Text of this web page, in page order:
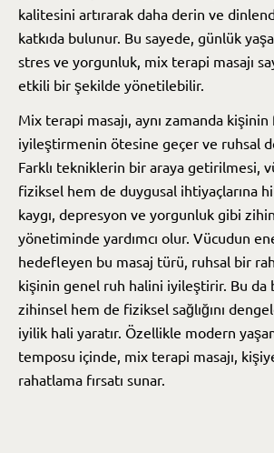
kalitesini artırarak daha derin ve
katkıda bulunur. Bu sayede, günlük
stres ve yorgunluk, mix terapi masajı
etkili bir şekilde yönetilebilir.
Mix terapi masajı, aynı zamanda kişinin
iyileştirmenin ötesine geçer ve ruhsal
Farklı tekniklerin bir araya getirilmesi,
fiziksel hem de duygusal ihtiyaçlarına
kaygı, depresyon ve yorgunluk gibi
yönetiminde yardımcı olur. Vücudun
hedefleyen bu masaj türü, ruhsal bir
kişinin genel ruh halini iyileştirir. Bu da
zihinsel hem de fiziksel sağlığını
iyilik hali yaratır. Özellikle modern
temposu içinde, mix terapi masajı,
rahatlama fırsatı sunar.